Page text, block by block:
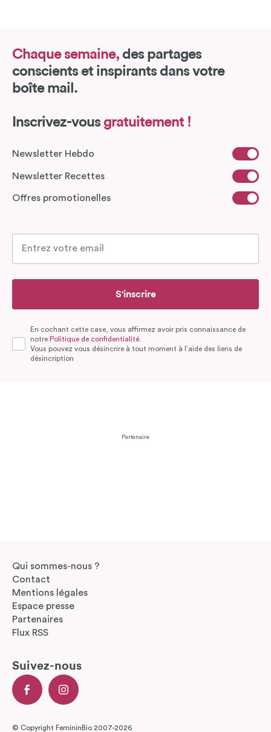
Chaque semaine, des partages
conscients et inspirants dans votre
boîte mail.
Inscrivez-vous gratuitement !
Newsletter Hebdo
Newsletter Recettes
Offres promotionelles
S'inscrire
En cochant cette case, vous affirmez avoir pris connaissance de
notre Politique de confidentialité.
Vous pouvez vous désincrire à tout moment à l’aide des liens de
désincription
Partenaire
Qui sommes-nous ?
Contact
Mentions légales
Espace presse
Partenaires
Flux RSS
Suivez-nous
© Copyright FemininBio 2007-2026